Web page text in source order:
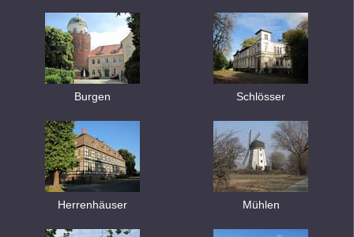
Burgen Schlösser
Herrenhäuser Mühlen